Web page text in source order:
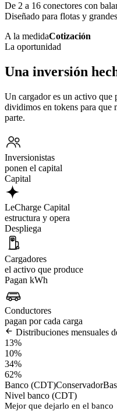
De 2 a 16 conectores con
Diseñado para flotas y
A la medidaCotización
La oportunidad
Una inversión
Un cargador es un activo
dividimos en tokens para que
parte.
Inversionistas
ponen el capital
Capital
LeCharge Capital
estructura y opera
Despliega
Cargadores
el activo que produce
Pagan kWh
Conductores
pagan por cada carga
Distribuciones mensuales
13%
10%
34%
62%
Banco (CDT)Conservador
Nivel banco (CDT)
Mejor que dejarlo en el banco